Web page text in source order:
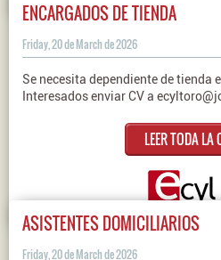
ENCARGADOS DE TIENDA
Friday, 20 de March de 2026
Se necesita dependiente de tienda
Interesados enviar CV a
LEER TODA LA
ASISTENTES DOMICILIARIOS
Friday, 20 de March de 2026